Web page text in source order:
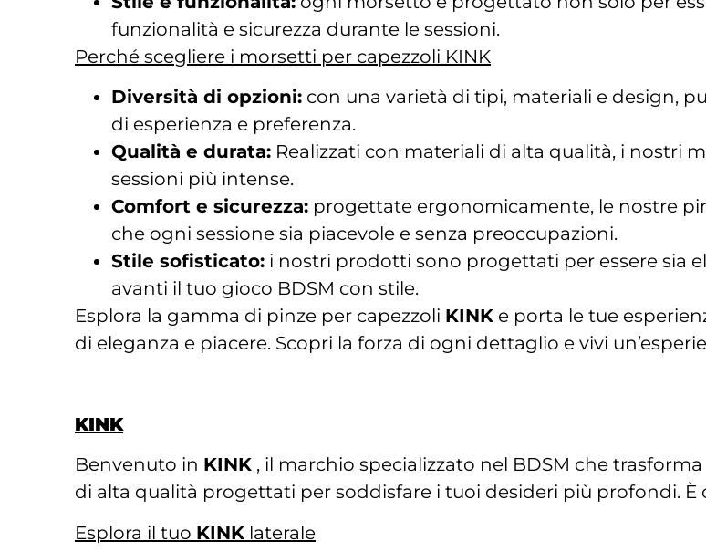
funzionalità e sicurezza durante le sessioni.
Perché scegliere i morsetti per capezzoli KINK
Diversità di opzioni: con una varietà di tipi, materiali e design,
di esperienza e preferenza.
Qualità e durata: Realizzati con materiali di alta qualità, i nostri
sessioni più intense.
Comfort e sicurezza: progettate ergonomicamente, le nostre
che ogni sessione sia piacevole e senza preoccupazioni.
Stile sofisticato: i nostri prodotti sono progettati per essere sia
avanti il tuo gioco BDSM con stile.
Esplora la gamma di pinze per capezzoli KINK e porta le tue
di eleganza e piacere. Scopri la forza di ogni dettaglio e vivi
KINK
Benvenuto in KINK , il marchio specializzato nel BDSM che
di alta qualità progettati per soddisfare i tuoi desideri più profondi. È
Esplora il tuo KINK laterale